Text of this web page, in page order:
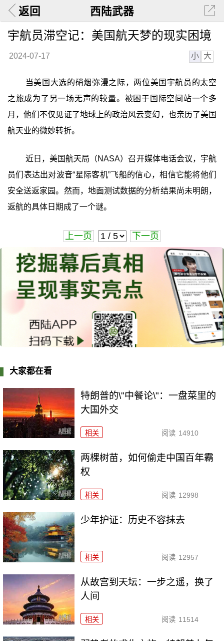
返回 西陆武器
宇航员滞空记：美国航天梦的现实困境
2024-07-17 小 大
当美国大选的硝烟弥漫之际，两位美国宇航员的太空
之旅成为了另一场无声的较量。被困于国际空间站一个多
月，他们不仅见证了地球上的政治风云变幻，也亲历了美国
航天业的微妙转折。
近日，美国航天局（NASA）召开媒体电话会议，宇航
员们表达出对波音“星际客机”飞船的信心，相信它能将他们
安全送返家园。然而，地面测试数据的分析结果尚未明朗，
返航的具体日期成了一个谜。
上一页 下一页
大家都在看
特朗普的\"中餐论\"：一盘菜里的
大国外交
相关 阅读 14910
两棵树苗，如何偷走中国百年霸
权
相关 阅读 12998
少年护证：历史不容抹去
相关 阅读 12957
从故宫到天坛：一步之遥，换了
人间
相关 阅读 11514